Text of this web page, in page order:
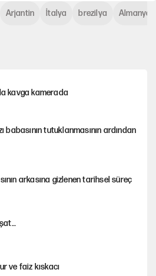
kavga kamerada
babasının tutuklanmasının ardından
arkasına gizlenen tarihsel süreç
ve faiz kıskacı
Arjantin İtalya brezilya Almanya